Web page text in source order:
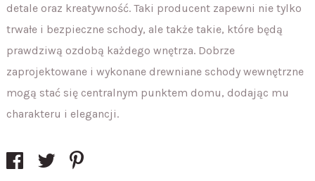
detale oraz kreatywność. Taki producent zapewni nie tylko
trwałe i bezpieczne schody, ale także takie, które będą
prawdziwą ozdobą każdego wnętrza. Dobrze
zaprojektowane i wykonane drewniane schody wewnętrzne
mogą stać się centralnym punktem domu, dodając mu
charakteru i elegancji.